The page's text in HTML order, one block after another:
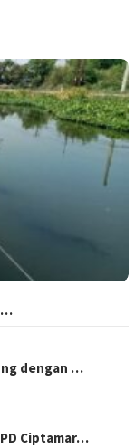
dengan …
Ciptamar…